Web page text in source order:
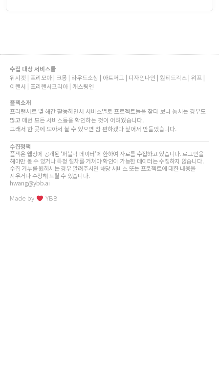
수집 대상 서비스들
위시켓 | 프리모아 | 크몽 | 라우드소싱 | 아트머그 | 디자인나인 | 원티드긱스 | 위프 |
이랜서 | 프리랜서코리아 | 캐스팅엔
플젝소개
프리랜서로 몇 해간 활동하면서 서비스별로 프로젝트들을 찾다 보니 놓치는 경우도
많고 매번 모든 서비스들을 확인하는 것이 어려웠습니다.
그래서 한 곳에 모아서 볼 수 있으면 참 편하겠다 싶어서 만들었습니다.
수집정책
플젝은 웹상에 공개된 ‘퍼블릭 데이터’에 한하여 자료를 수집하고 있습니다. 로그인을
해야만 볼 수 있거나 특정 절차를 거쳐야 확인이 가능한 데이터는 수집하지 않습니다.
수집 거부를 원하시는 경우 알려주시면 해당 서비스 또는 프로젝트에 대한 내용을
지우거나 수정해 드릴 수 있습니다.
hwang@ybb.ai
Made by YBB